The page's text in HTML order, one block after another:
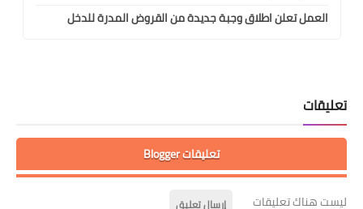
العمل تعلن اطلاق وجبة جديدة من القروض المدرة للدخل
تعليقات
تعليقات Blogger
ليست هناك تعليقات إرسال تعليق